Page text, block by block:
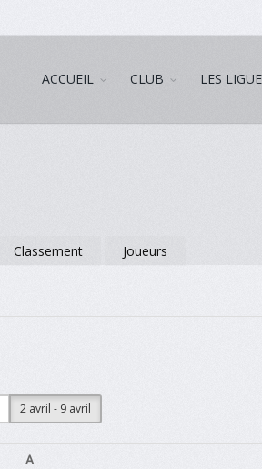
ACCUEIL CLUB LES
Classement Joueurs
2 avril - 9 avril
A